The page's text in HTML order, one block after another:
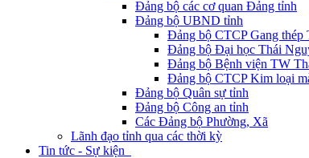
Đảng bộ các cơ quan Đảng tỉnh
Đảng bộ UBND tỉnh
Đảng bộ CTCP Gang thép
Đảng bộ Đại học Thái
Đảng bộ Bệnh viện TW
Đảng bộ CTCP Kim loại
Đảng bộ Quân sự tỉnh
Đảng bộ Công an tỉnh
Các Đảng bộ Phường, Xã
Lãnh đạo tỉnh qua các thời kỳ
Tin tức - Sự kiện